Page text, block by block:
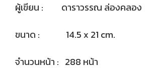
ผู้เขียน : ดาราวรรณ ล่องคลอง
ขนาด : 14.5 x 21 cm.
จำนวนหน้า : 288 หน้า